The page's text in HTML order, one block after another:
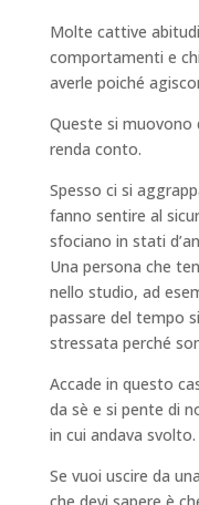
Molte cattive
comportamenti e
averle poiché
Queste si
renda conto.
Spesso ci si
fanno sentire al
sfociano in stati
Una persona che
nello studio, ad
passare del tempo
stressata perché
Accade in questo
da sè e si pente di
in cui andava svolto.
Se vuoi uscire da